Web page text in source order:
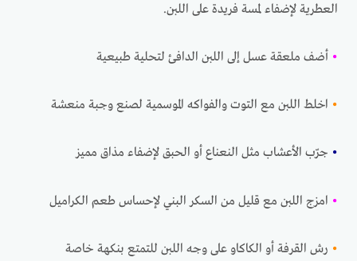
العطرية لإضفاء لمسة فريدة على اللبن.
• أضف ملعقة عسل إلى اللبن الدافئ لتحلية طبيعية
• اخلط اللبن مع التوت والفواكه الموسمية لصنع وجبة منعشة
• جرّب الأعشاب مثل النعناع أو الحبق لإضفاء مذاق مميز
• امزج اللبن مع قليل من السكر البني لإحساس طعم الكراميل
• رش القرفة أو الكاكاو على وجه اللبن للتمتع بنكهة خاصة